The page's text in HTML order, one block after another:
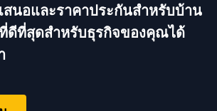
สนอและราคาประกันสำหรับบ้าน
ดีที่สุดสำหรับธุรกิจของคุณได้